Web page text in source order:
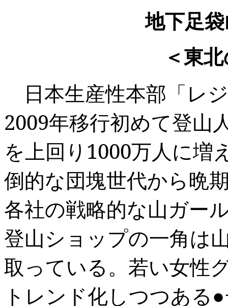
地下足
＜東
日本生産性本部「レ
2009年移行初めて登山
を上回り 1000万人に増
倒的な団塊世代から晩
各社の戦略的な山ガー
登山ショップの一角は
取っている。若い女性
トレンド化しつつある